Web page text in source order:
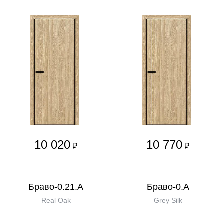
10 020 ₽ 10 770 ₽
Браво-0.21.А
Real Oak
Браво-0.А
Grey Silk